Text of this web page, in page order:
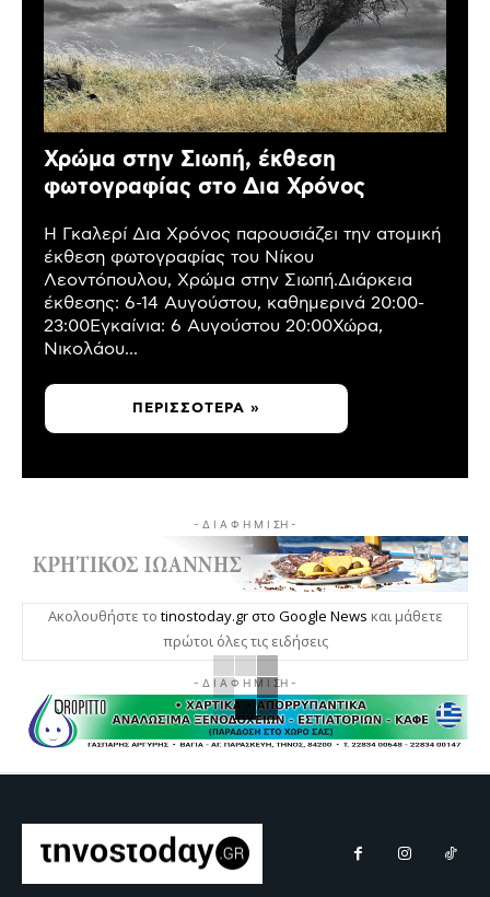
Χρώμα στην Σιωπή, έκθεση
φωτογραφίας στο Δια Χρόνος
Η Γκαλερί Δια Χρόνος παρουσιάζει την ατομική
έκθεση φωτογραφίας του Νίκου
Λεοντόπουλου, Χρώμα στην Σιωπή.Διάρκεια
έκθεσης: 6-14 Αυγούστου, καθημερινά 20:00-
23:00Εγκαίνια: 6 Αυγούστου 20:00Χώρα,
Νικολάου...
ΠΕΡΙΣΣΌΤΕΡΑ »
- Δ Ι Α Φ Η Μ Ι ΣΗ -
Ακολουθήστε το tinostoday.gr στο Google News και μάθετε
πρώτοι όλες τις ειδήσεις
- Δ Ι Α Φ Η Μ Ι ΣΗ -